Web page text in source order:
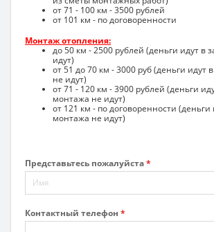
от 71 - 100 км - 3500 рублей
от 101 км - по договоренности
Монтаж отопления:
до 50 км - 2500 рублей (деньги идут в
идут)
от 51 до 70 км - 3000 руб (деньги идут
не идут)
от 71 - 120 км - 3900 рублей (деньги
монтажа не идут)
от 121 км - по договоренности (деньги
монтажа не идут)
Представьтесь пожалуйста*
Контактный телефон *